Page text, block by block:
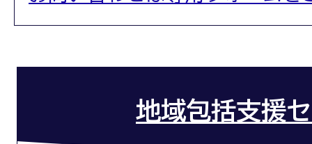
地域包括支援